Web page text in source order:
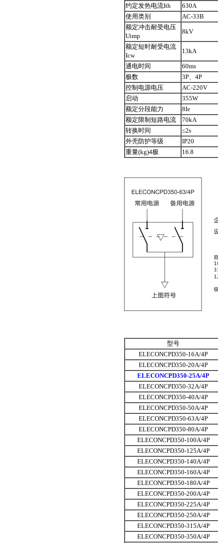
约定发热电流Ith
630A
使用类别
AC-33B
额定冲击耐受电压
Uimp
8kV
额定短时耐受电流
Icw
13kA
通电时间
60ms
极数
3P、4P
控制电源电压
AC-220V
启动
355W
额定分段能力
8Ie
额定限制短路电流
70kA
转换时间
≤2s
外壳防护等级
IP20
重量(kg)4极
16.8
型号
ELECONCPD350-16A/4P
ELECONCPD350-20A/4P
ELECONCPD350-25A/4P
ELECONCPD350-32A/4P
ELECONCPD350-40A/4P
ELECONCPD350-50A/4P
ELECONCPD350-63A/4P
ELECONCPD350-80A/4P
ELECONCPD350-100A/4P
ELECONCPD350-125A/4P
ELECONCPD350-140A/4P
ELECONCPD350-160A/4P
ELECONCPD350-180A/4P
ELECONCPD350-200A/4P
ELECONCPD350-225A/4P
ELECONCPD350-250A/4P
ELECONCPD350-315A/4P
ELECONCPD350-350A/4P